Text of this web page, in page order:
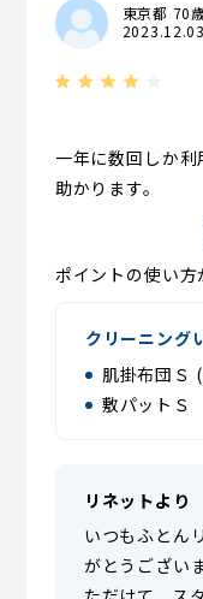
東京都 70
2023.12.03
一年に数回しか利
助かります。
ポイントの使い
クリーニング
肌掛布団Ｓ
敷パットＳ
リネットより
いつもふとん
がとうござい